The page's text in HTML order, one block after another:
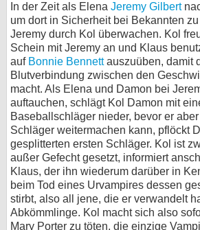
In der Zeit als Elena Jeremy Gilbert
um dort in Sicherheit bei Bekannten
Jeremy durch Kol überwachen. Kol
Schein mit Jeremy an und Klaus
auf Bonnie Bennettauszuüben, damit
Blutverbindung zwischen den
macht. Als Elena und Damon bei
auftauchen, schlägt Kol Damon mit
Baseballschläger nieder, bevor er
Schläger weitermachen kann, pflöckt
gesplitterten ersten Schläger. Kol ist
außer Gefecht gesetzt, informiert
Klaus, der ihn wiederum darüber in
beim Tod eines Urvampires dessen
stirbt, also all jene, die er verwandelt
Abkömmlinge. Kol macht sich also
Mary Porter zu töten, die einzige